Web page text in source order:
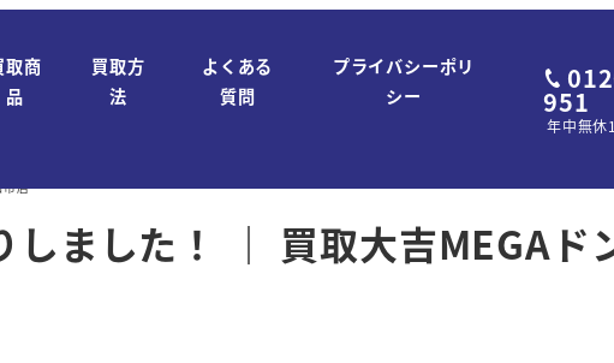
取商
品
買取方
法
よくある
質問
プライバシーポリ
シー
951
年中無休
市店
ました！ ｜ 買取大吉MEGAド